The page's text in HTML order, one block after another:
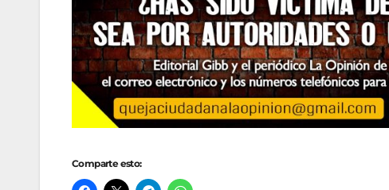
Comparte esto: